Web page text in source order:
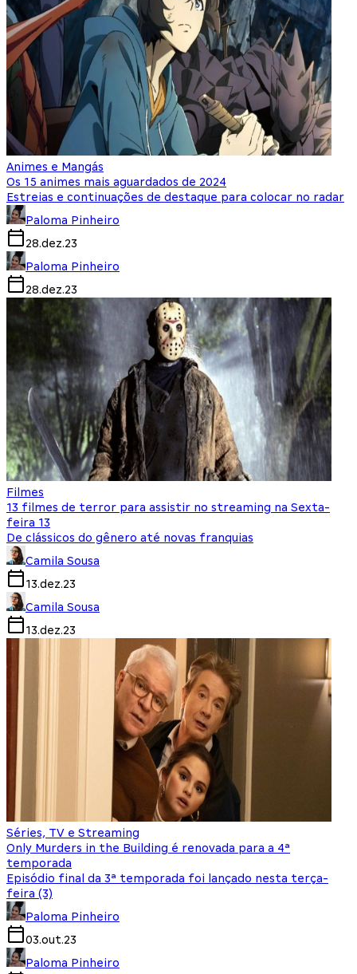
Animes e Mangás
Os 15 animes mais aguardados de 2024
Estreias e continuações de destaque para colocar no radar
Paloma Pinheiro
28.dez.23
Paloma Pinheiro
28.dez.23
Filmes
13 filmes de terror para assistir no streaming na Sexta-
feira 13
De clássicos do gênero até novas franquias
Camila Sousa
13.dez.23
Camila Sousa
13.dez.23
Séries, TV e Streaming
Only Murders in the Building é renovada para a 4ª
temporada
Episódio final da 3ª temporada foi lançado nesta terça-
feira (3)
Paloma Pinheiro
03.out.23
Paloma Pinheiro